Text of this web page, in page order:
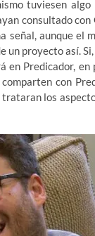
tuviesen
consultado
aunque el
proyecto así.
Predicador, en
con
los